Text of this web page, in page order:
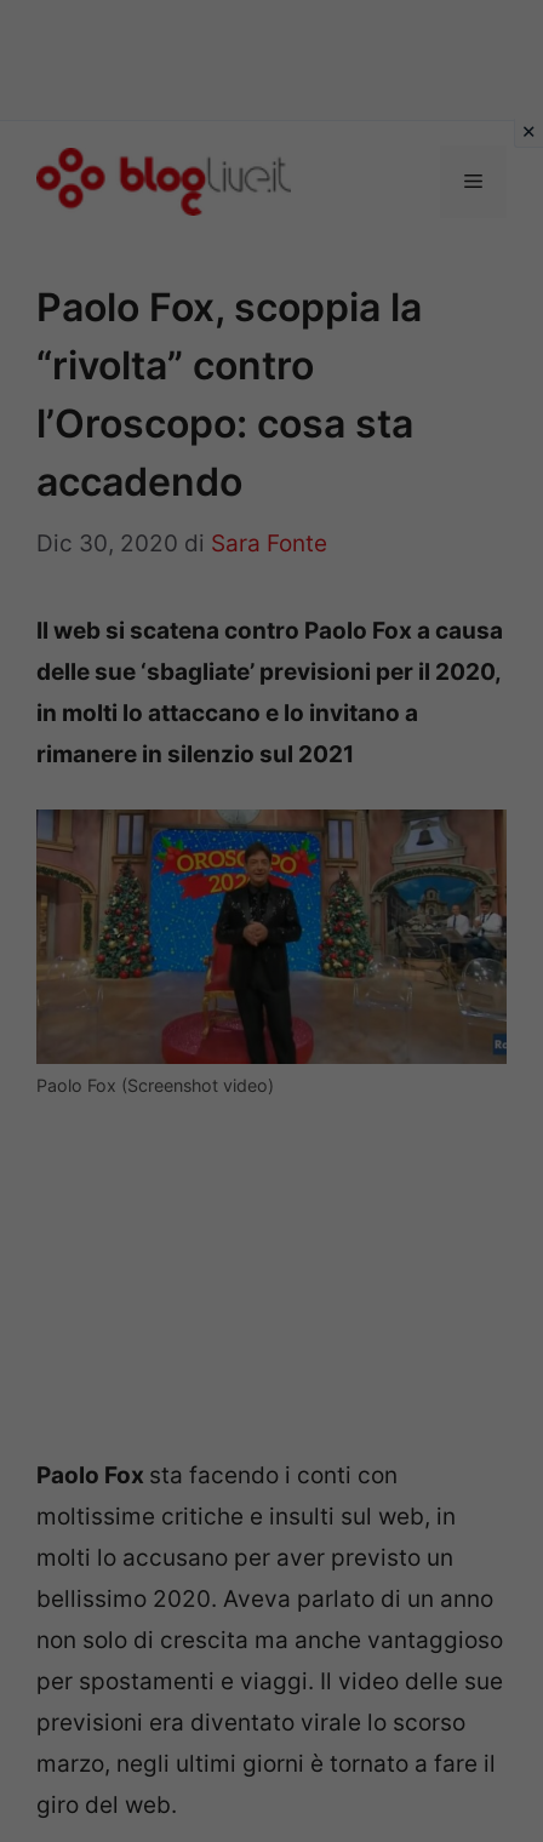
Menu
Paolo Fox, scoppia la
“rivolta” contro
l’Oroscopo: cosa sta
accadendo
Dic 30, 2020 di Sara Fonte
Il web si scatena contro Paolo Fox a causa
delle sue ‘sbagliate’ previsioni per il 2020,
in molti lo attaccano e lo invitano a
rimanere in silenzio sul 2021
Paolo Fox (Screenshot video)
Paolo Fox sta facendo i conti con
moltissime critiche e insulti sul web, in
molti lo accusano per aver previsto un
bellissimo 2020. Aveva parlato di un anno
non solo di crescita ma anche vantaggioso
per spostamenti e viaggi. Il video delle sue
previsioni era diventato virale lo scorso
marzo, negli ultimi giorni è tornato a fare il
giro del web.